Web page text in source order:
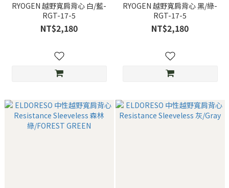
RYOGEN 越野寬肩背心 白/藍-
RGT-17-5
NT$2,180
RYOGEN 越野寬肩背心 黑/綠-
RGT-17-5
NT$2,180